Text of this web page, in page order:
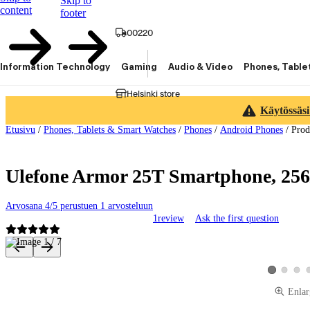
content
footer
00220
Helsinki store
Information Technology Gaming Audio & Video Phones,
Etusivu / Phones, Tablets & Smart Watches / Phones / Android Phones /
Ulefone Armor 25T Smartphone,
Arvosana 4/5 perustuen 1 arvosteluun
1review Ask the first question
Product images and videos
ViewView View